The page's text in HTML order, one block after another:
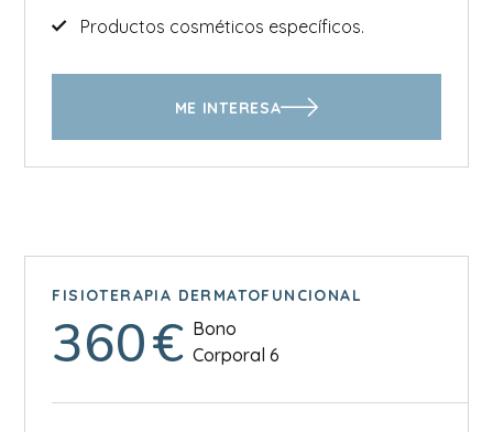
Productos cosméticos específicos.
ME INTERESA
FISIOTERAPIA DERMATOFUNCIONAL
360€ Bono
Corporal 6